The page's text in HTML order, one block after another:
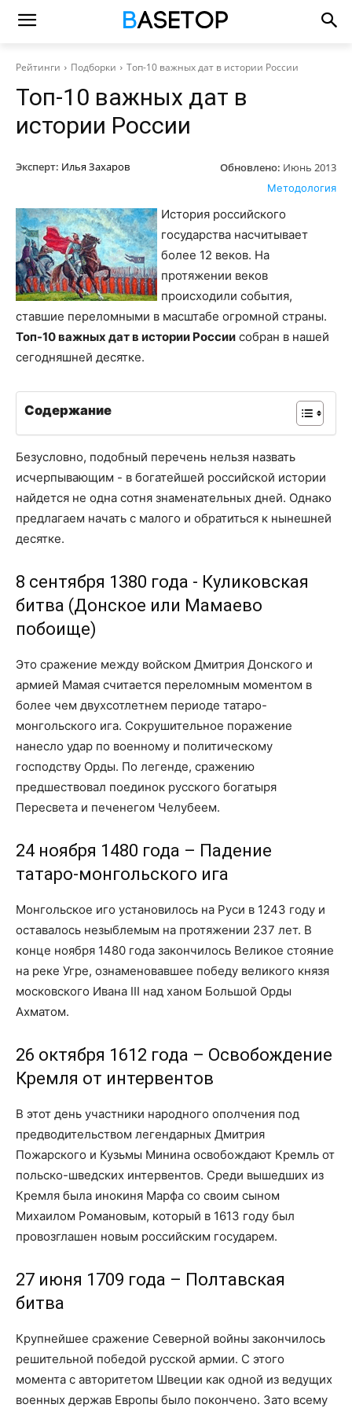
Рейтинги Подборки Топ-10 важных дат в истории России
Топ-10 важных дат в
истории России
Эксперт: Илья Захаров Обновлено: Июнь 2013
Методология
История российского
государства насчитывает
более 12 веков. На
протяжении веков
происходили события,
ставшие переломными в масштабе огромной страны.
Топ-10 важных дат в истории России собран в нашей
сегодняшней десятке.
Содержание
Безусловно, подобный перечень нельзя назвать
исчерпывающим - в богатейшей российской истории
найдется не одна сотня знаменательных дней. Однако
предлагаем начать с малого и обратиться к нынешней
десятке.
8 сентября 1380 года - Куликовская
битва (Донское или Мамаево
побоище)
Это сражение между войском Дмитрия Донского и
армией Мамая считается переломным моментом в
более чем двухсотлетнем периоде татаро-
монгольского ига. Сокрушительное поражение
нанесло удар по военному и политическому
господству Орды. По легенде, сражению
предшествовал поединок русского богатыря
Пересвета и печенегом Челубеем.
24 ноября 1480 года – Падение
татаро-монгольского ига
Монгольское иго установилось на Руси в 1243 году и
оставалось незыблемым на протяжении 237 лет. В
конце ноября 1480 года закончилось Великое стояние
на реке Угре, ознаменовавшее победу великого князя
московского Ивана III над ханом Большой Орды
Ахматом.
26 октября 1612 года – Освобождение
Кремля от интервентов
В этот день участники народного ополчения под
предводительством легендарных Дмитрия
Пожарского и Кузьмы Минина освобождают Кремль от
польско-шведских интервентов. Среди вышедших из
Кремля была инокиня Марфа со своим сыном
Михаилом Романовым, который в 1613 году был
провозглашен новым российским государем.
27 июня 1709 года – Полтавская
битва
Крупнейшее сражение Северной войны закончилось
решительной победой русской армии. С этого
момента с авторитетом Швеции как одной из ведущих
военных держав Европы было покончено. Зато всему